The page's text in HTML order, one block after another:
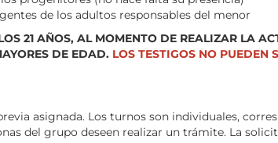
de los adultos responsables del menor
21 AÑOS, AL MOMENTO DE REALIZAR LA
DE EDAD. LOS TESTIGOS NO PUEDEN
asignada. Los turnos son individuales,
del grupo deseen realizar un trámite. La